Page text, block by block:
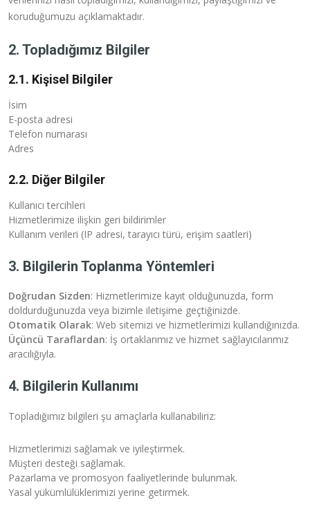
koruduğumuzu açıklamaktadır.
2. Topladığımız Bilgiler
2.1. Kişisel Bilgiler
İsim
E-posta adresi
Telefon numarası
Adres
2.2. Diğer Bilgiler
Kullanıcı tercihleri
Hizmetlerimize ilişkin geri bildirimler
Kullanım verileri (IP adresi, tarayıcı türü, erişim saatleri)
3. Bilgilerin Toplanma Yöntemleri
Doğrudan Sizden: Hizmetlerimize kayıt olduğunuzda, form
doldurduğunuzda veya bizimle iletişime geçtiğinizde.
Otomatik Olarak: Web sitemizi ve hizmetlerimizi kullandığınızda.
Üçüncü Taraflardan: İş ortaklarımız ve hizmet sağlayıcılarımız
aracılığıyla.
4. Bilgilerin Kullanımı
Topladığımız bilgileri şu amaçlarla kullanabiliriz:
Hizmetlerimizi sağlamak ve iyileştirmek.
Müşteri desteği sağlamak.
Pazarlama ve promosyon faaliyetlerinde bulunmak.
Yasal yükümlülüklerimizi yerine getirmek.